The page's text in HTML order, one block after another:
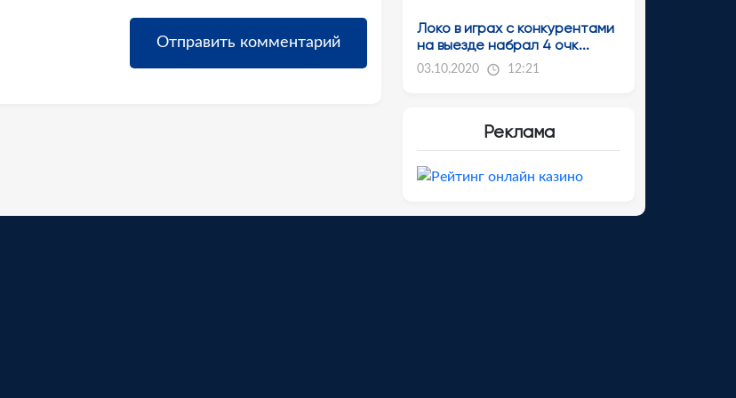
Локо в играх с конкурентами
на выезде набрал 4 очк...
03.10.2020 12:21
Реклама